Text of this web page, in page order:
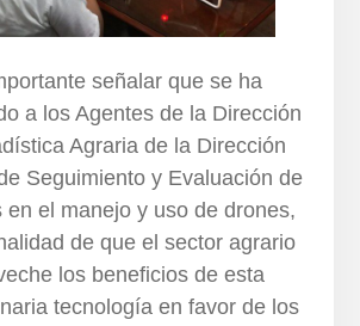
señalar que se ha
a los Agentes de la Dirección
Agraria de la Dirección
Seguimiento y Evaluación de
en el manejo y uso de drones,
de que el sector agrario
los beneficios de esta
tecnología en favor de los